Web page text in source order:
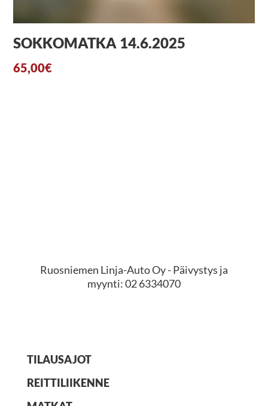
SOKKOMATKA 14.6.2025
65,00€
Ruosniemen Linja-Auto Oy - Päivystys ja
myynti: 02 6334070
TILAUSAJOT
REITTILIIKENNE